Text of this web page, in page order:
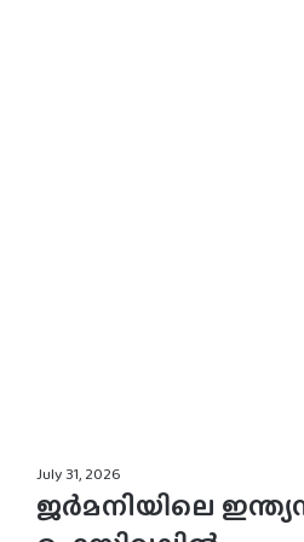
തോമസ് ചിത്രം